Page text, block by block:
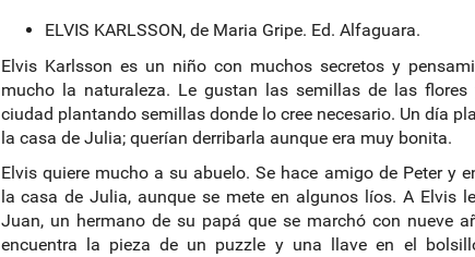
ELVIS KARLSSON, de Maria Gripe. Ed. Alfaguara.
Elvis Karlsson es un niño con muchos secretos y
mucho la naturaleza. Le gustan las semillas de las
ciudad plantando semillas donde lo cree necesario. Un día
la casa de Julia; querían derribarla aunque era muy bonita.
Elvis quiere mucho a su abuelo. Se hace amigo de Peter y
la casa de Julia, aunque se mete en algunos líos. A Elvis
Juan, un hermano de su papá que se marchó con nueve
encuentra la pieza de un puzzle y una llave en el